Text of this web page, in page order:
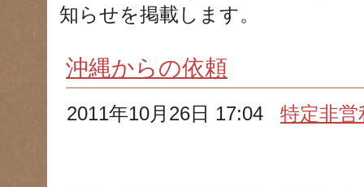
知らせを掲載します。
沖縄からの依頼
2011年10月26日 17:04特定非